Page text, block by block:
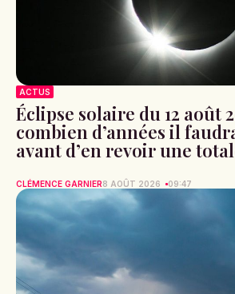
ACTUS
Éclipse solaire du 12 août
combien d’années il
avant d’en revoir une
CLÉMENCE GARNIER8 AOÛT 2026 09:47